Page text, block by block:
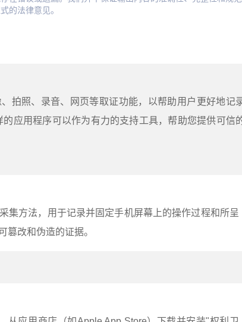
的法律意见。
拍照、录音、网页等取证功能，以帮助用户更好地记
应用程序可以作为有力的支持工具，帮助您提供可信
集方法，用于记录并固定手机屏幕上的操作过程和所呈
篡改和伪造的证据。